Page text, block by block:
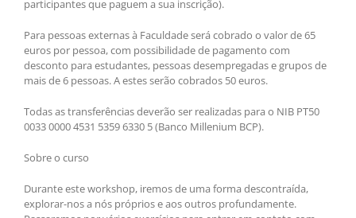
participantes que paguem a sua inscrição).
Para pessoas externas à Faculdade será cobrado o valor de 65
euros por pessoa, com possibilidade de pagamento com
desconto para estudantes, pessoas desempregadas e grupos de
mais de 6 pessoas. A estes serão cobrados 50 euros.
Todas as transferências deverão ser realizadas para o NIB PT50
0033 0000 4531 5359 6330 5 (Banco Millenium BCP).
Sobre o curso
Durante este workshop, iremos de uma forma descontraída,
explorar-nos a nós próprios e aos outros profundamente.